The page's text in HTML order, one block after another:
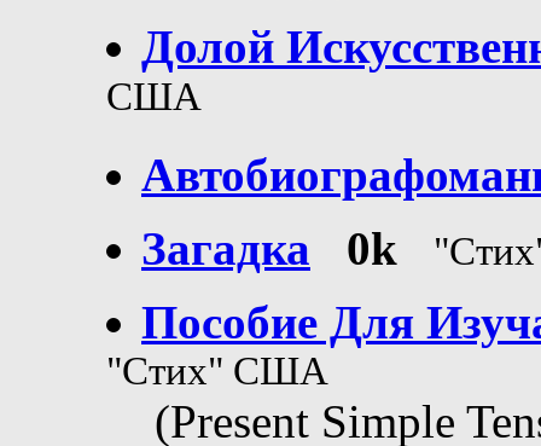
Долой
США
Загадка
0k
Пособие Для
"Стих" США
(Present Simple